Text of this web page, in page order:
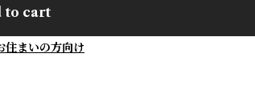
to cart
住まいの方向け